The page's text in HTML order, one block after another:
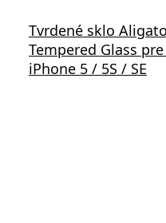
Tvrdené sklo
Tempered Glass
iPhone 5 / 5S / SE